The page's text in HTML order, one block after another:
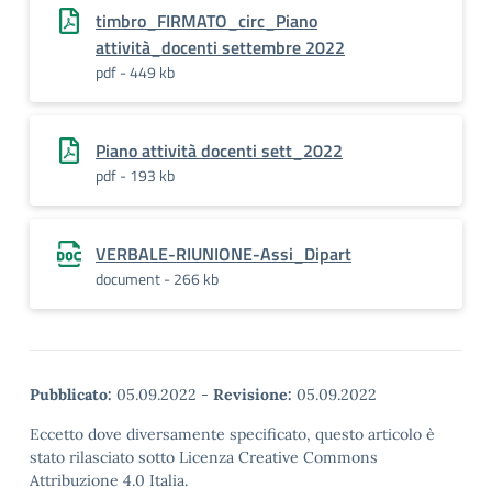
timbro_FIRMATO_circ_Piano
attività_docenti settembre 2022
pdf - 449 kb
Piano attività docenti sett_2022
pdf - 193 kb
VERBALE-RIUNIONE-Assi_Dipart
document - 266 kb
Pubblicato: 05.09.2022 - Revisione: 05.09.2022
Eccetto dove diversamente specificato, questo articolo è
stato rilasciato sotto Licenza Creative Commons
Attribuzione 4.0 Italia.